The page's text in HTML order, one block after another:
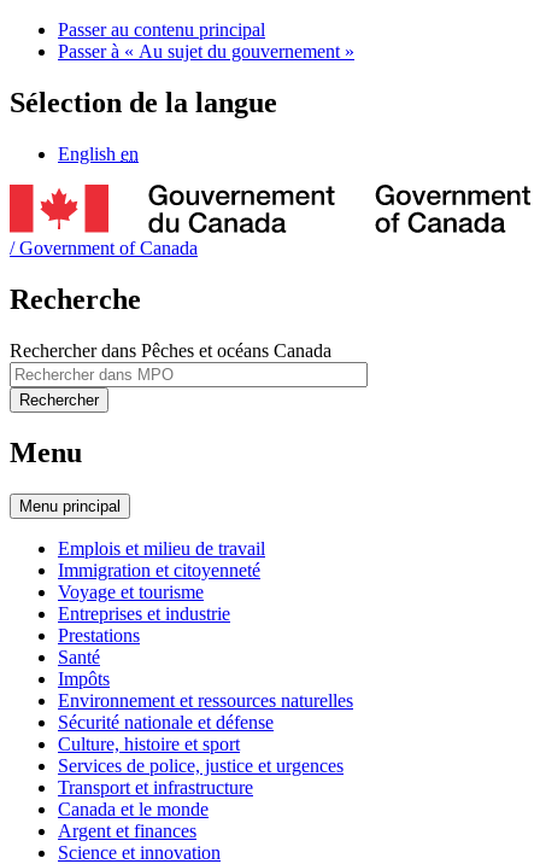
Passer au contenu principal
Passer à « Au sujet du gouvernement »
Sélection de la langue
English en
/Government of Canada
Recherche
Rechercher dans Pêches et océans Canada
Rechercher
Menu
Menu principal
Emplois et milieu de travail
Immigration et citoyenneté
Voyage et tourisme
Entreprises et industrie
Prestations
Santé
Impôts
Environnement et ressources naturelles
Sécurité nationale et défense
Culture, histoire et sport
Services de police, justice et urgences
Transport et infrastructure
Canada et le monde
Argent et finances
Science et innovation